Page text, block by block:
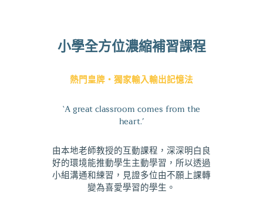
小學全方位濃縮補習課程
熱門皇牌・獨家輸入輸出記憶法
‘A great classroom comes from the
heart.’
由本地老師教授的互動課程，深深明白良
好的環境能推動學生主動學習，所以透過
小組溝通和練習，見證多位由不願上課轉
變為喜愛學習的學生。